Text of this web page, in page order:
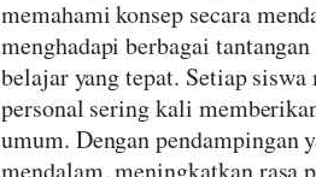
memahami konsep secara
menghadapi berbagai
belajar yang tepat. Setiap
personal sering kali
umum. Dengan pendampingan
mendalam, meningkatkan rasa